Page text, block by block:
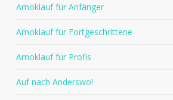
Amoklauf für Anfänger
Amoklauf für Fortgeschrittene
Amoklauf für Profis
Auf nach Anderswo!